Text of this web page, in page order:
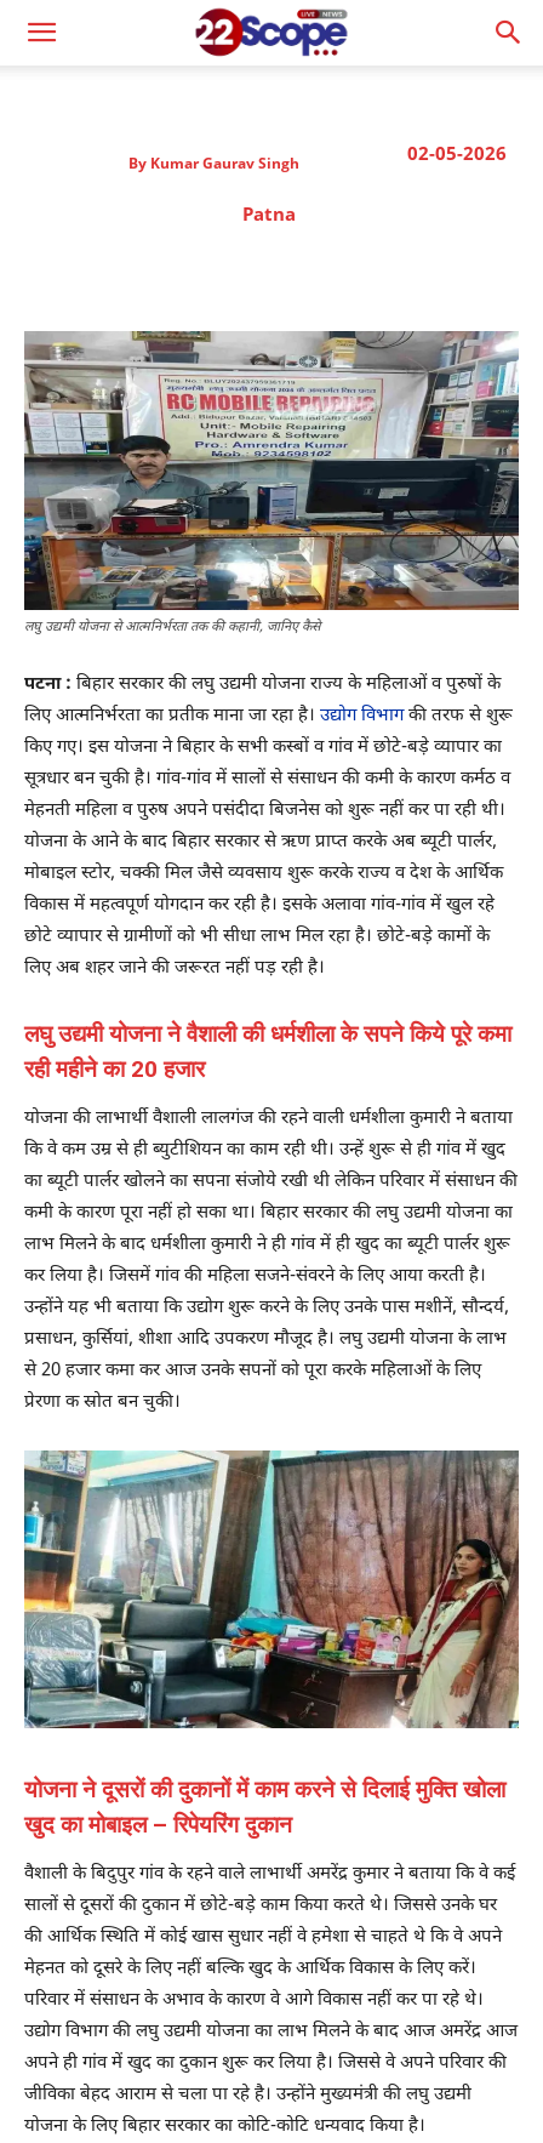
02-05-2026
By Kumar Gaurav Singh
Patna
लघु उद्यमी योजना से आत्मनिर्भरता तक की कहानी, जानिए कैसे
पटना : बिहार सरकार की लघु उद्यमी योजना राज्य के महिलाओं व पुरुषों के
लिए आत्मनिर्भरता का प्रतीक माना जा रहा है। उद्योग विभागकी तरफ से शुरू
किए गए। इस योजना ने बिहार के सभी कस्बों व गांव में छोटे-बड़े व्यापार का
सूत्रधार बन चुकी है। गांव-गांव में सालों से संसाधन की कमी के कारण कर्मठ व
मेहनती महिला व पुरुष अपने पसंदीदा बिजनेस को शुरू नहीं कर पा रही थी।
योजना के आने के बाद बिहार सरकार से ऋण प्राप्त करके अब ब्यूटी पार्लर,
मोबाइल स्टोर, चक्की मिल जैसे व्यवसाय शुरू करके राज्य व देश के आर्थिक
विकास में महत्वपूर्ण योगदान कर रही है। इसके अलावा गांव-गांव में खुल रहे
छोटे व्यापार से ग्रामीणों को भी सीधा लाभ मिल रहा है। छोटे-बड़े कामों के
लिए अब शहर जाने की जरूरत नहीं पड़ रही है।
लघु उद्यमी योजना ने वैशाली की धर्मशीला के सपने किये पूरे कमा
रही महीने का 20 हजार
योजना की लाभार्थी वैशाली लालगंज की रहने वाली धर्मशीला कुमारी ने बताया
कि वे कम उम्र से ही ब्युटीशियन का काम रही थी। उन्हें शुरू से ही गांव में खुद
का ब्यूटी पार्लर खोलने का सपना संजोये रखी थी लेकिन परिवार में संसाधन की
कमी के कारण पूरा नहीं हो सका था। बिहार सरकार की लघु उद्यमी योजना का
लाभ मिलने के बाद धर्मशीला कुमारी ने ही गांव में ही खुद का ब्यूटी पार्लर शुरू
कर लिया है। जिसमें गांव की महिला सजने-संवरने के लिए आया करती है।
उन्होंने यह भी बताया कि उद्योग शुरू करने के लिए उनके पास मशीनें, सौन्दर्य,
प्रसाधन, कुर्सियां, शीशा आदि उपकरण मौजूद है। लघु उद्यमी योजना के लाभ
से 20 हजार कमा कर आज उनके सपनों को पूरा करके महिलाओं के लिए
प्रेरणा क स्रोत बन चुकी।
योजना ने दूसरों की दुकानों में काम करने से दिलाई मुक्ति खोला
खुद का मोबाइल – रिपेयरिंग दुकान
वैशाली के बिदुपुर गांव के रहने वाले लाभार्थी अमरेंद्र कुमार ने बताया कि वे कई
सालों से दूसरों की दुकान में छोटे-बड़े काम किया करते थे। जिससे उनके घर
की आर्थिक स्थिति में कोई खास सुधार नहीं वे हमेशा से चाहते थे कि वे अपने
मेहनत को दूसरे के लिए नहीं बल्कि खुद के आर्थिक विकास के लिए करें।
परिवार में संसाधन के अभाव के कारण वे आगे विकास नहीं कर पा रहे थे।
उद्योग विभाग की लघु उद्यमी योजना का लाभ मिलने के बाद आज अमरेंद्र आज
अपने ही गांव में खुद का दुकान शुरू कर लिया है। जिससे वे अपने परिवार की
जीविका बेहद आराम से चला पा रहे है। उन्होंने मुख्यमंत्री की लघु उद्यमी
योजना के लिए बिहार सरकार का कोटि-कोटि धन्यवाद किया है।